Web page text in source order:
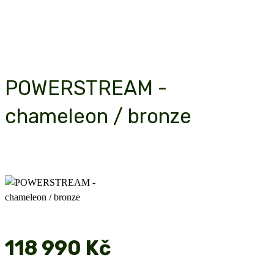
POWERSTREAM -
chameleon / bronze
118 990 Kč